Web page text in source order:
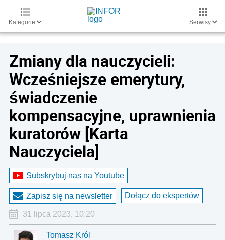
Kategorie Serwisy
Zmiany dla nauczycieli:
Wcześniejsze emerytury,
świadczenie
kompensacyjne, uprawnienia
kuratorów [Karta
Nauczyciela]
Subskrybuj nas na Youtube
Zapisz się na newsletter Dołącz do ekspertów
31 lipca 2023, 10:20
Tomasz Król